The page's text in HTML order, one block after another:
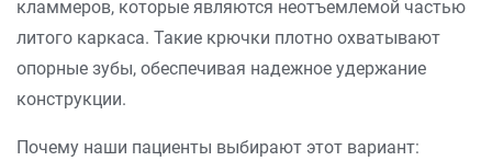
кламмеров, которые являются неотъемлемой частью
литого каркаса. Такие крючки плотно охватывают
опорные зубы, обеспечивая надежное удержание
конструкции.
Почему наши пациенты выбирают этот вариант: